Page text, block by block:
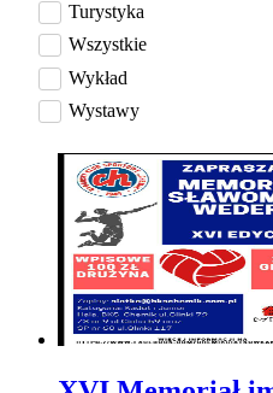
Turystyka
Wszystkie
Wykład
Wystawy